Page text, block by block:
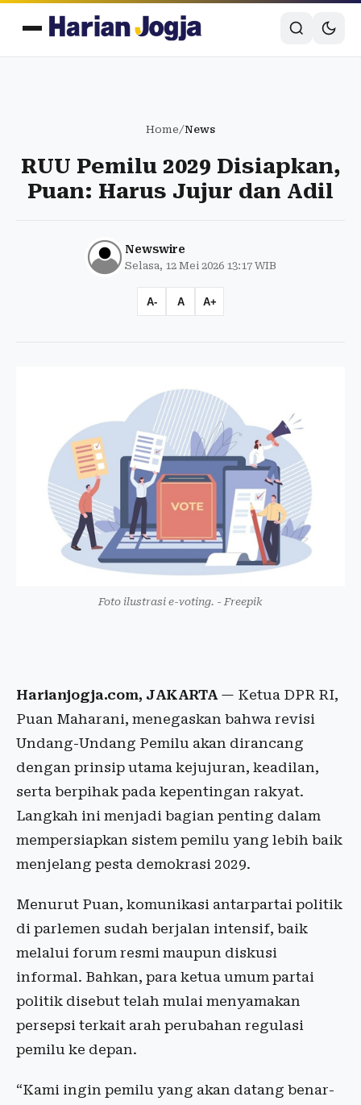
Home/News
RUU Pemilu 2029 Disiapkan,
Puan: Harus Jujur dan Adil
Newswire
Selasa, 12 Mei 2026 13:17 WIB
A- A A+
Foto ilustrasi e-voting. - Freepik
Harianjogja.com, JAKARTA— Ketua DPR RI,
Puan Maharani, menegaskan bahwa revisi
Undang-Undang Pemilu akan dirancang
dengan prinsip utama kejujuran, keadilan,
serta berpihak pada kepentingan rakyat.
Langkah ini menjadi bagian penting dalam
mempersiapkan sistem pemilu yang lebih baik
menjelang pesta demokrasi 2029.
Menurut Puan, komunikasi antarpartai politik
di parlemen sudah berjalan intensif, baik
melalui forum resmi maupun diskusi
informal. Bahkan, para ketua umum partai
politik disebut telah mulai menyamakan
persepsi terkait arah perubahan regulasi
pemilu ke depan.
“Kami ingin pemilu yang akan datang benar-